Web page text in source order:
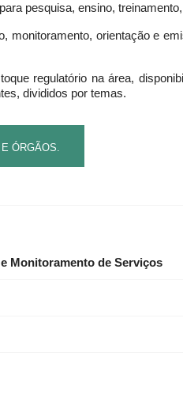
pesquisa, ensino,
monitoramento, orientação e
regulatório na área,
divididos por temas.
ÓRGÃOS.
Monitoramento de Serviços